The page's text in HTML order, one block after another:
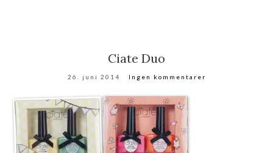
Ciate Duo
26. juni 2014 Ingen kommentarer